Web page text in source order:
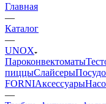
Главная
—
Каталог
—
UNOX
Пароконвектоматы
пиццыСлайсеры
FORNIАксессуары
—